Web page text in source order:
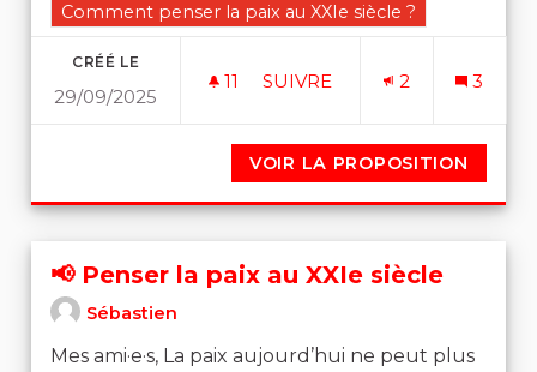
Filtrer les résultats de la catégorie : Comment penser
Comment penser la paix au XXIe siècle ?
CRÉÉ LE
29/09/2025
11 11 ABONNÉS
SUIVRE 2 3
VOIR LA PROPOSITION
📢 Penser la paix au XXIe siècle
Sébastien
Mes ami·e·s, La paix aujourd’hui ne peut plus